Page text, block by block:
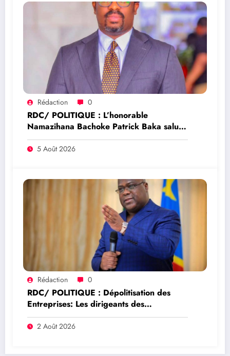
Rédaction 0
RDC/ POLITIQUE : L’honorable
Namazihana Bachoke Patrick Baka salue
la suspension de l’arrêté interministériel
sur l’économie numérique
5 Août 2026
Rédaction 0
RDC/ POLITIQUE : Dépolitisation des
Entreprises: Les dirigeants des
entreprises publiques bientôt recrutés par
concours
2 Août 2026